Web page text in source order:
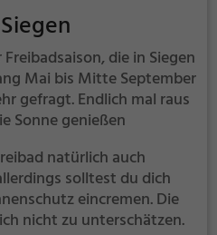
hierzu findest du
die in Siegen
Mai bis Mitte September
gefragt. Endlich mal raus
Sonne genießen
natürlich auch
solltest du dich
eincremen. Die
nicht zu unterschätzen.